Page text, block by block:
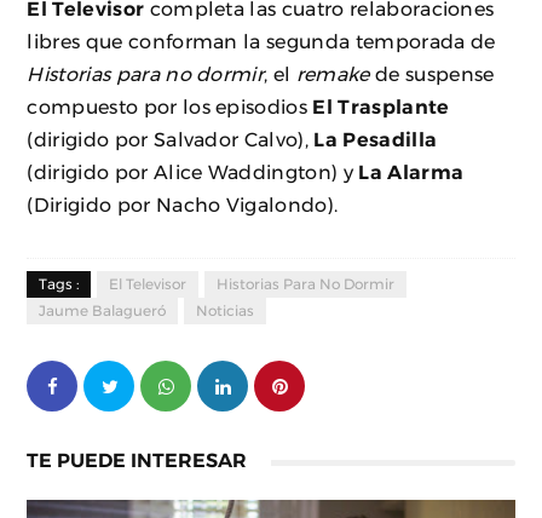
El Televisor completa las cuatro relaboraciones
libres que conforman la segunda temporada de
Historias para no dormir, el remake de suspense
compuesto por los episodios El Trasplante
(dirigido por Salvador Calvo), La Pesadilla
(dirigido por Alice Waddington) y La Alarma
(Dirigido por Nacho Vigalondo).
Tags : El Televisor
Historias Para No Dormir
Jaume Balagueró
Noticias
TE PUEDE INTERESAR